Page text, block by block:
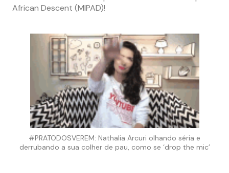
African Descent (MIPAD)!
#PRATODOSVEREM: Nathalia Arcuri olhando séria e
derrubando a sua colher de pau, como se ‘drop the mic’